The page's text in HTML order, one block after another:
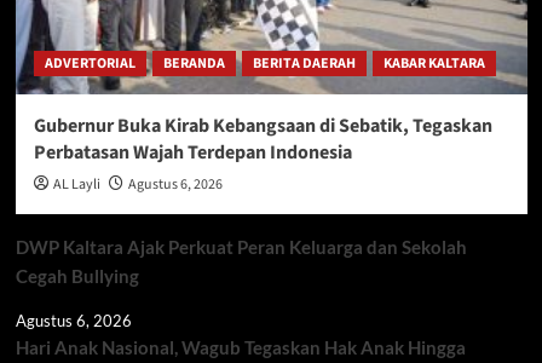
ADVERTORIAL BERANDA BERITA DAERAH KABAR KALTARA
Gubernur Buka Kirab Kebangsaan di Sebatik, Tegaskan
Perbatasan Wajah Terdepan Indonesia
AL Layli Agustus 6, 2026
DWP Kaltara Ajak Perkuat Peran Keluarga dan Sekolah
Cegah Bullying
Agustus 6, 2026
Hari Anak Nasional, Wagub Tegaskan Hak Anak Hingga